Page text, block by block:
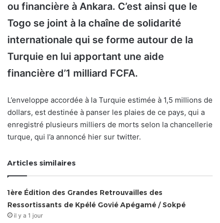
ou financière à Ankara. C’est ainsi que le
Togo se joint à la chaîne de solidarité
internationale qui se forme autour de la
Turquie en lui apportant une aide
financière d’1 milliard FCFA.
L’enveloppe accordée à la Turquie estimée à 1,5 millions de
dollars, est destinée à panser les plaies de ce pays, qui a
enregistré plusieurs milliers de morts selon la chancellerie
turque, qui l’a annoncé hier sur twitter.
Articles similaires
1ère Édition des Grandes Retrouvailles des
Ressortissants de Kpélé Govié Apégamé / Sokpé
il y a 1 jour